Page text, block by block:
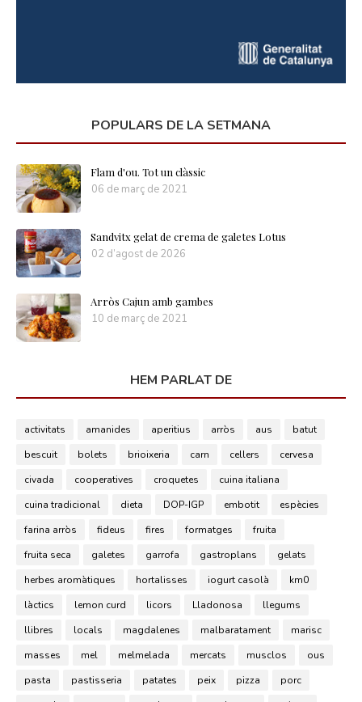
POPULARS DE LA SETMANA
Flam d'ou. Tot un clàssic
06 de març de 2021
Sandvitx gelat de crema de galetes Lotus
02 d’agost de 2026
Arròs Cajun amb gambes
10 de març de 2021
HEM PARLAT DE
activitats amanides aperitius arròs aus
batut
bescuit
bolets brioixeria carn cellers
cervesa
civada
cooperatives croquetes
cuina italiana
cuina tradicional
dieta DOP-IGP embotit
espècies
farina arròs
fideus fires formatges
fruita
fruita seca
galetes garrofa gastroplans
gelats
herbes aromàtiques
hortalisses iogurt casolà
km0
làctics
lemon curd licors Lladonosa
llegums
llibres
locals magdalenes malbaratament
marisc
masses
mel melmelada mercats musclos
ous
pasta
pastisseria patates peix pizza
porc